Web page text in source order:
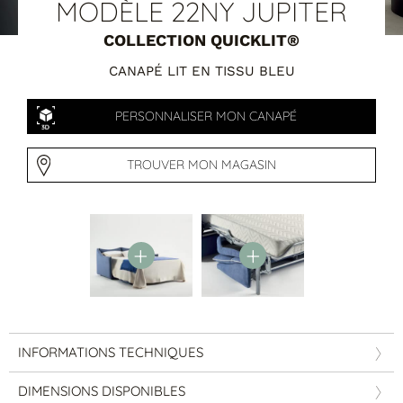
PAR FORME
Canapés avec méridienne
Tables repas
Classique
Contemporain
Industriel
MODÈLE 22NY JUPITER
COLLECTION QUICKLIT®
CANAPÉ LIT EN TISSU BLEU
PERSONNALISER MON CANAPÉ
TROUVER MON MAGASIN
INFORMATIONS TECHNIQUES
DIMENSIONS DISPONIBLES